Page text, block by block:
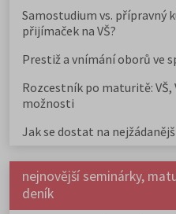
Samostudium vs. přípravný
přijímaček na VŠ?
Prestiž a vnímání oborů ve
Rozcestník po maturitě: VŠ,
možnosti
Jak se dostat na
nejnovější seminárky,
deník